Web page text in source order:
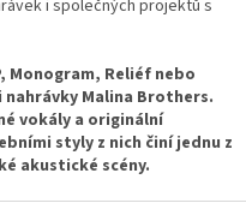
i společných projektů s
Monogram, Reliéf nebo
Malina Brothers.
vokály a originální
styly z nich činí jednu z
akustické scény.